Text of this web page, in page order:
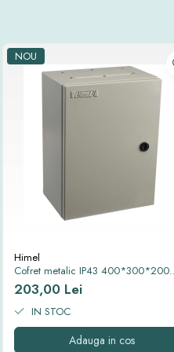
NOU
Himel
Cofret metalic IP43 400*300*200
mm
203,00 Lei
IN STOC
Adauga in cos